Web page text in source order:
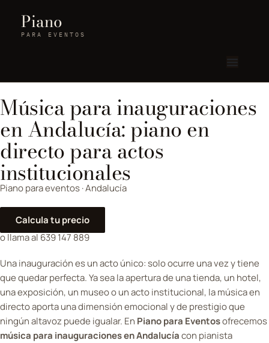
Piano
PARA EVENTOS
Música para inauguraciones
en Andalucía: piano en
directo para actos
institucionales
Piano para eventos · Andalucía
Calcula tu precio
o llama al 639 147 889
Una inauguración es un acto único: solo ocurre una vez y tiene
que quedar perfecta. Ya sea la apertura de una tienda, un hotel,
una exposición, un museo o un acto institucional, la música en
directo aporta una dimensión emocional y de prestigio que
ningún altavoz puede igualar. En Piano para Eventosofrecemos
música para inauguraciones en Andalucíacon pianista